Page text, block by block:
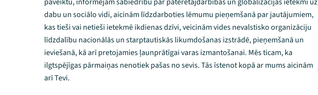
dabu un sociālo vidi, aicinām līdzdarboties lēmumu pieņemšanā par jautājumiem,
kas tieši vai netieši ietekmē ikdienas dzīvi, veicinām vides nevalstisko organizāciju
līdzdalību nacionālās un starptautiskās likumdošanas izstrādē, pieņemšanā un
ieviešanā, kā arī pretojamies ļaunprātīgai varas izmantošanai. Mēs ticam, ka
ilgtspējīgas pārmaiņas nenotiek pašas no sevis. Tās īstenot kopā ar mums aicinām
arī Tevi.